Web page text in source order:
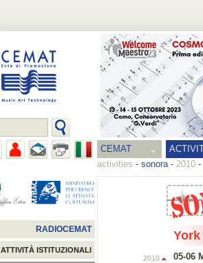
CEMAT
activities - sonora- 2010 -
RADIOCEMAT
ATTIVITÀ ISTITUZIONALI
2010
York
05-06